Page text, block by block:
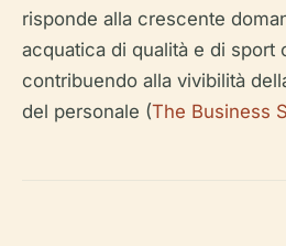
risponde alla crescente
acquatica di qualità e di sport
contribuendo alla vivibilità
del personale (The Business